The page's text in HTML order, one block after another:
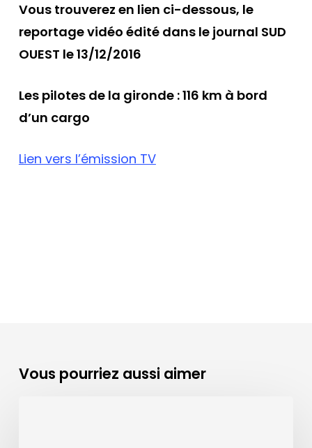
Vous trouverez en lien ci-dessous, le
reportage vidéo édité dans le journal SUD
OUEST le 13/12/2016
Les pilotes de la gironde : 116 km à bord
d’un cargo
Lien vers l’émission TV
Vous pourriez aussi aimer